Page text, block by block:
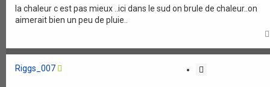
o
la chaleur c est pas mieux ..ici dans le sud on brule de chaleur..on
aimerait bien un peu de pluie..
Riggs_007